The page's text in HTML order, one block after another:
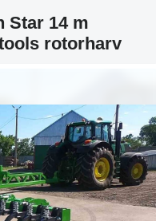
Star 14 m
rotorharv